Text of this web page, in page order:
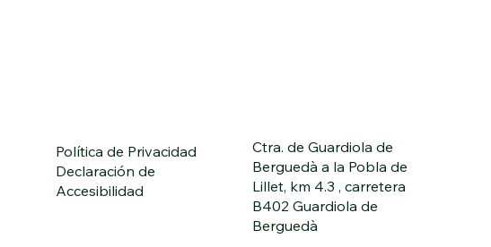
Política de Privacidad
Declaración de
Accesibilidad
Ctra. de Guardiola de
Berguedà a la Pobla de
Lillet, km 4.3 , carretera
B402 Guardiola de
Berguedà